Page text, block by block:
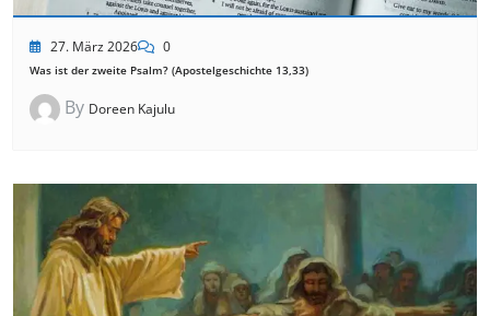
27. März 2026 0
Was ist der zweite Psalm? (Apostelgeschichte 13,33)
By Doreen Kajulu